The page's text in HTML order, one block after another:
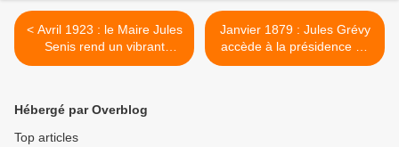
< Avril 1923 : le Maire Jules
Senis rend un vibrant
hommage au sous-préfet
Janvier 1879 : Jules Grévy
accède à la présidence de
la république >
Hébergé par Overblog
Top articles